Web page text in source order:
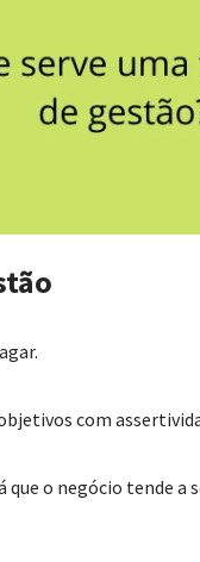
com
o negócio tende a